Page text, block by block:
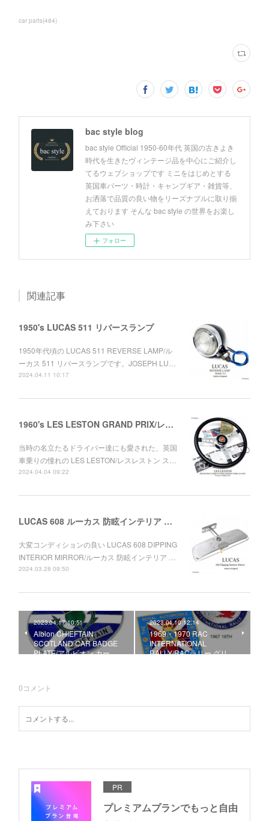
car parts(484)
bac style blog
bac style Official 1950-60年代 英国の古きよき
時代を生きたヴィンテージ品を中心にご紹介し
てるウェブショップです ミニをはじめとする
英国車パーツ・時計・キャンプギア・雑貨等、
お洒落で品質の良い物をリーズナブルに取り揃
えております そんな bac style の世界をお楽し
み下さい
フォロー
関連記事
1950's LUCAS 511 リバースランプ
1950年代頃の LUCAS 511 REVERSE LAMP/ル
ーカス 511 リバースランプです。JOSEPH LU…
2024.04.11 10:17
1960's LES LESTON GRAND PRIX/レスレストン グランプリ レザーステアリング ミニ用セット デッドストック
当時の名立たるドライバー達にも愛された、英国
車乗りの憧れの LES LESTON/レスレストン ス…
2024.04.04 09:22
LUCAS 608 ルーカス 防眩インテリア ルームミラー ワークス MINI
大変コンディションの良い LUCAS 608 DIPPING
INTERIOR MIRROR/ルーカス 防眩インテリア …
2024.03.28 09:50
2023.04.17 10:51
Albion CHIEFTAIN
SCOTLAND CAR BADGE
PLATE/アルビオン カー …
2023.04.10 12:14
1969・1970 RAC
INTERNATIONAL
RALLY/RACラリー グリ…
0コメント
PR
プレミアムプランでもっと自由